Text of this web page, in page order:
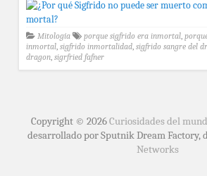
Mitología porque sigfrido era inmortal,
inmortal, sigfrido inmortalidad, sigfrido sangre del
dragon, sigrfried fafner
Copyright © 2026Curiosidades del
desarrollado por Sputnik Dream Factory,
Networks